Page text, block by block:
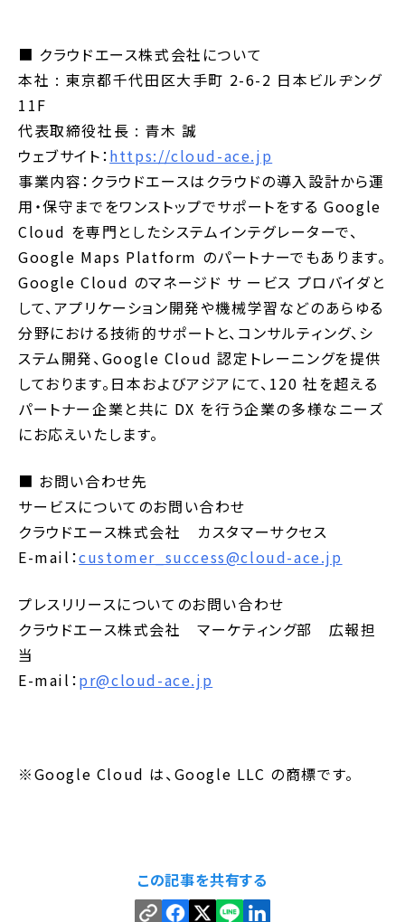
■ クラウドエース株式会社について
本社 : 東京都千代田区大手町 2-6-2 日本ビルヂング
11F
代表取締役社長 : 青木 誠
ウェブサイト：https://cloud-ace.jp
事業内容：クラウドエースはクラウドの導入設計から運
用・保守までをワンストップでサポートをする Google
Cloud を専門としたシステムインテグレーターで、
Google Maps Platform のパートナーでもあります。
Google Cloud のマネージド サ ービス プロバイダと
して、アプリケーション開発や機械学習などのあらゆる
分野における技術的サポートと、コンサルティング、シ
ステム開発、Google Cloud 認定トレーニングを提供
しております。日本およびアジアにて、120 社を超える
パートナー企業と共に DX を行う企業の多様なニーズ
にお応えいたします。
■ お問い合わせ先
サービスについてのお問い合わせ
クラウドエース株式会社 カスタマーサクセス
E-mail：customer_success@cloud-ace.jp
プレスリリースについてのお問い合わせ
クラウドエース株式会社 マーケティング部 広報担
当
E-mail：pr@cloud-ace.jp
※Google Cloud は、Google LLC の商標です。
この記事を共有する